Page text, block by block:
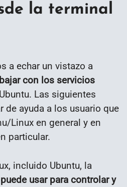
la terminal
a echar un vistazo a
con los servicios
Las siguientes
de ayuda a los usuario que
Linux en general y en
particular.
incluido Ubuntu, la
usar para controlar y